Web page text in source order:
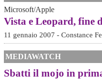
Microsoft/Apple
Vista e Leopard, fine
11 gennaio 2007 - Constance
MEDIAWATCH
Sbatti il mojo in